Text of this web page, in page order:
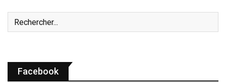
Facebook